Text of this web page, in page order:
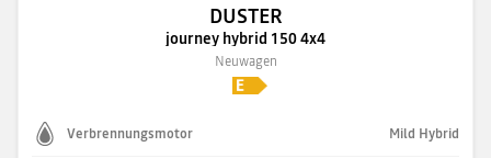
DUSTER
journey hybrid 150 4x4
Neuwagen
Verbrennungsmotor Mild Hybrid